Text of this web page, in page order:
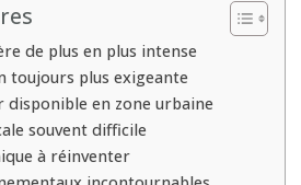
les
défis
de
la
densification
urbaine
de plus en plus intense
toujours plus exigeante
disponible en zone urbaine
souvent difficile
à réinventer